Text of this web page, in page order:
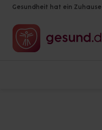
Gesundheit hat ein Zuhause